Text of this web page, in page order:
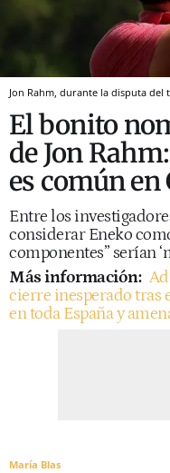
Jon Rahm, durante la disputa del
El bonito
de Jon
es común en
Entre los
considerar Eneko
componentes” serían
Más información:
cierre inesperado tras
en toda España y
María Blas